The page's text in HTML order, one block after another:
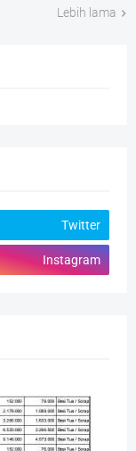
Lebih lama
Twitter
Instagram